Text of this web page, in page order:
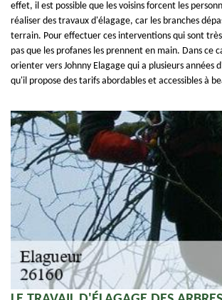
effet, il est possible que les voisins forcent les
réaliser des travaux d'élagage, car les branches
terrain. Pour effectuer ces interventions qui sont
pas que les profanes les prennent en main. Dans ce
orienter vers Johnny Elagage qui a plusieurs années
qu'il propose des tarifs abordables et accessibles à